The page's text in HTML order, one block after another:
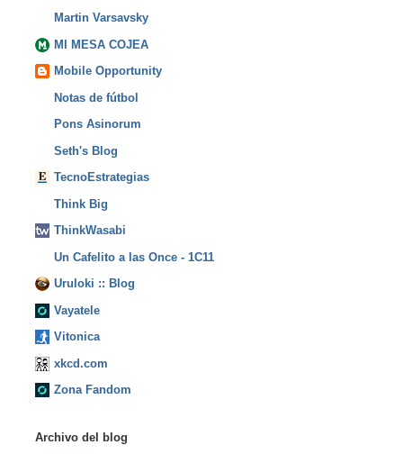
Martin Varsavsky
MI MESA COJEA
Mobile Opportunity
Notas de fútbol
Pons Asinorum
Seth's Blog
TecnoEstrategias
Think Big
ThinkWasabi
Un Cafelito a las Once - 1C11
Uruloki :: Blog
Vayatele
Vitonica
xkcd.com
Zona Fandom
Archivo del blog